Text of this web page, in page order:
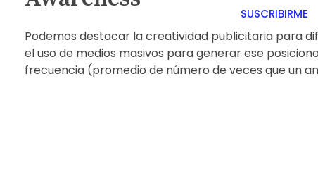
Podemos destacar la creatividad publicitaria para
el uso de medios masivos para generar ese
frecuencia (promedio de número de veces que un